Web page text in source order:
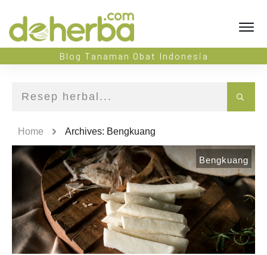
Blog Tanaman Obat Indonesia
Home Archives: Bengkuang
Bengkuang